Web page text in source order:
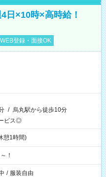
日×10時×高時給！
WEB登録・面接OK
/ 烏丸駅から徒歩10分
ビス◎
憩1時間)
！
/ 服装自由